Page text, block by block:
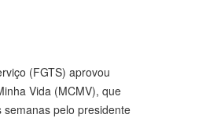
(FGTS) aprovou
Vida (MCMV), que
pelo presidente